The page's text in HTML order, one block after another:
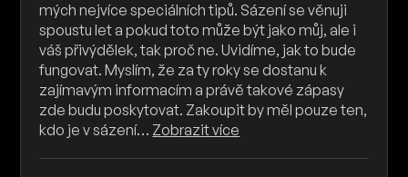
mých nejvíce speciálních tipů. Sázení se věnuji
spoustu let a pokud toto může být jako můj, ale i
váš přivýdělek, tak proč ne. Uvidíme, jak to bude
fungovat. Myslím, že za ty roky se dostanu k
zajímavým informacím a právě takové zápasy
zde budu poskytovat. Zakoupit by měl pouze ten,
kdo je v sázení… Zobrazit více